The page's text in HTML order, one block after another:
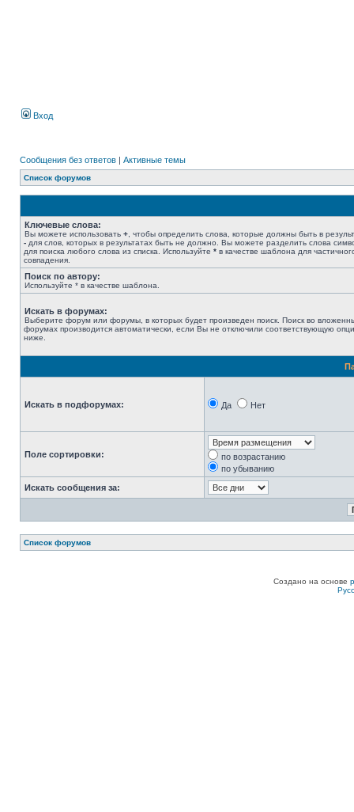
Вход
Сообщения без ответов | Активные темы
Список форумов
Ключевые слова:
Вы можете использовать + , чтобы определить слова, которые должны быть в
- для слов, которых в результатах быть не должно. Вы можете разделить слова
для поиска любого слова из списка. Используйте * в качестве шаблона для
совпадения.
Поиск по автору:
Используйте * в качестве шаблона.
Искать в форумах:
Выберите форум или форумы, в которых будет произведен поиск. Поиск во
форумах производится автоматически, если Вы не отключили соответствующую
ниже.
Искать в подфорумах: Да Нет
Поле сортировки:
по возрастанию
по убыванию
Искать сообщения за:
Список форумов
Создано на основе